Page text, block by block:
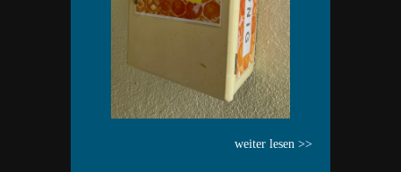
weiter lesen >>